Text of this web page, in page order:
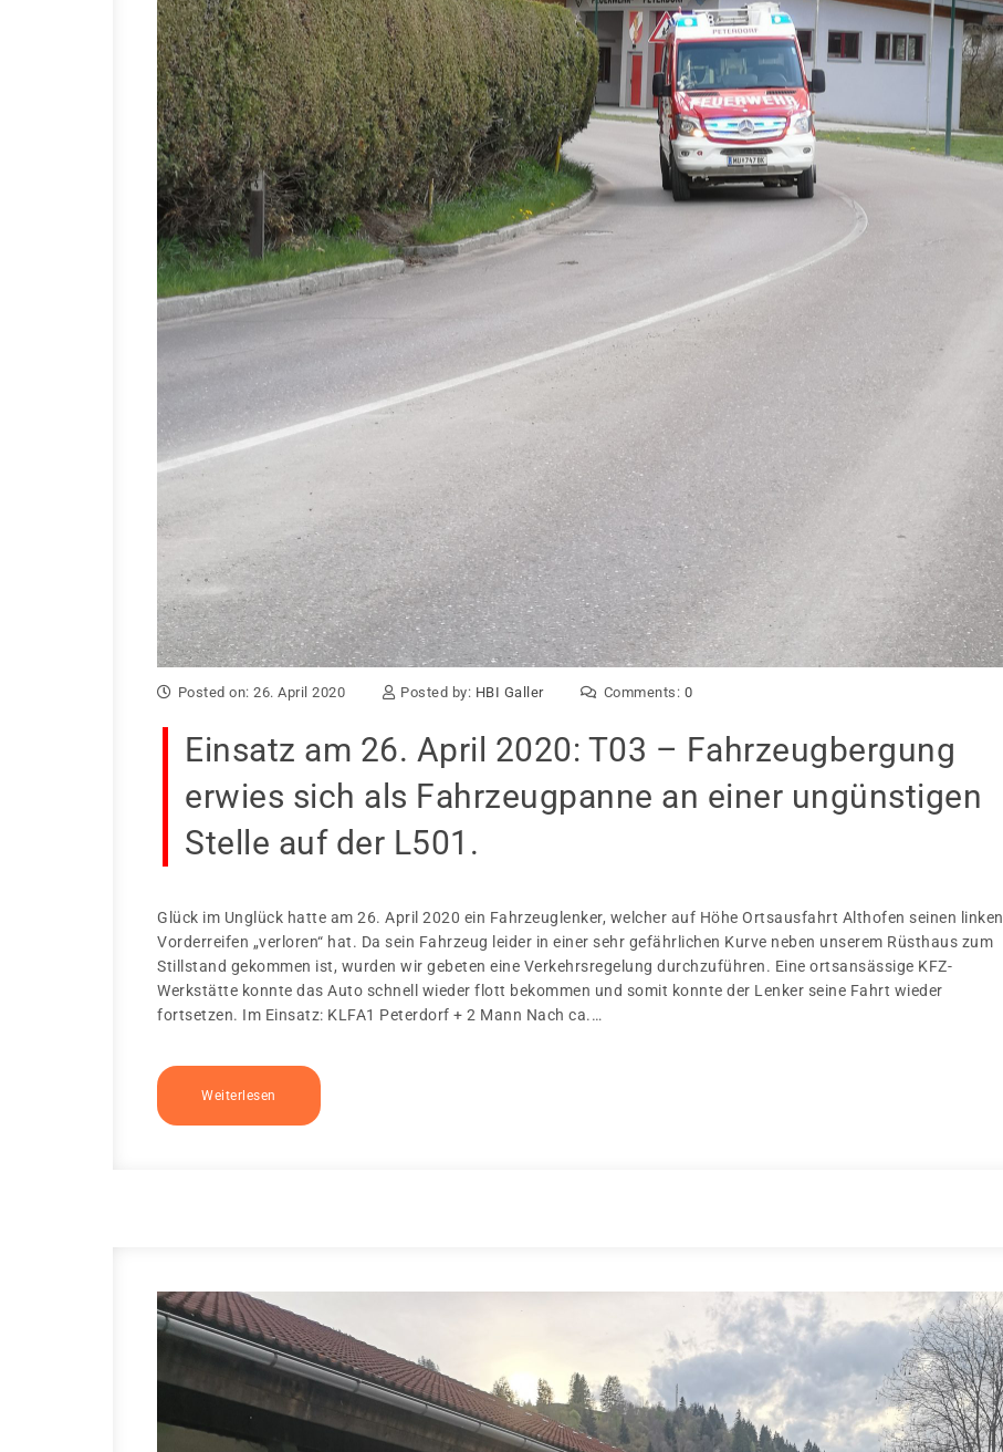
Posted on: 26. April 2020 Posted by: HBI Galler Comments: 0
Einsatz am 26. April 2020: T03 – Fahrzeugbergung
erwies sich als Fahrzeugpanne an einer ungünstigen
Stelle auf der L501.
Glück im Unglück hatte am 26. April 2020 ein Fahrzeuglenker, welcher auf Höhe Ortsausfahrt Althofen seinen linken
Vorderreifen „verloren“ hat. Da sein Fahrzeug leider in einer sehr gefährlichen Kurve neben unserem Rüsthaus zum
Stillstand gekommen ist, wurden wir gebeten eine Verkehrsregelung durchzuführen. Eine ortsansässige KFZ-
Werkstätte konnte das Auto schnell wieder flott bekommen und somit konnte der Lenker seine Fahrt wieder
fortsetzen. Im Einsatz: KLFA1 Peterdorf + 2 Mann Nach ca.…
Weiterlesen